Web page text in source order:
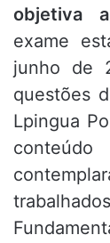
objetiva
exame
junho de
questões
Lpingua